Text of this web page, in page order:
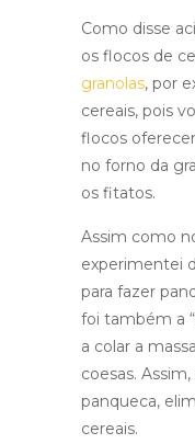
Como disse
os flocos de
granolas, por
cereais, pois
flocos
no forno da
os fitatos.
Assim como
experimentei
para fazer
foi também a
a colar a
coesas.
panqueca,
cereais.